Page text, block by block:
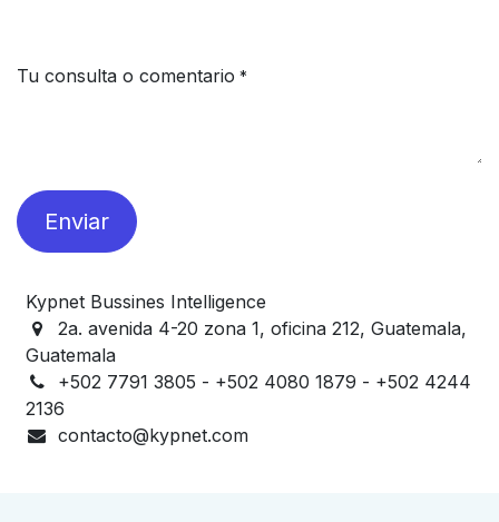
Tu consulta o comentario *
Enviar
Kypnet Bussines Intelligence
2a. avenida 4-20 zona 1, oficina 212, Guatemala,
Guatemala
+502 7791 3805 - +502 4080 1879 - +502 4244
2136
contacto@kypnet.com